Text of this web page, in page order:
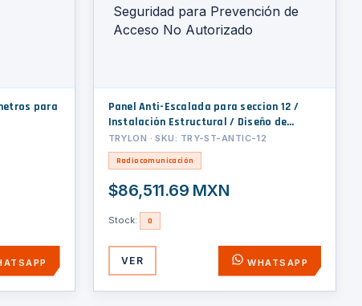
para
Panel Anti-Escalada para seccion 12 /
Instalación Estructural / Diseño de
Seguridad para Prevención de Acceso No
Autorizado
TRYLON · SKU: TRY-ST-ANTIC-12
Radiocomunicación
$86,511.69 MXN
Stock: 0
VER WHATSAPP